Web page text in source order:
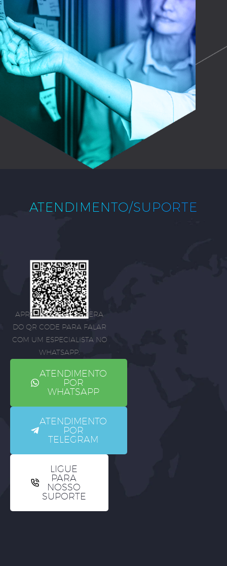
ATENDIMENTO/SUPORTE
APROXIME SUA CÂMERA
DO QR CODE PARA FALAR
COM UM ESPECIALISTA NO
WHATSAPP.
ATENDIMENTO
POR
WHATSAPP
ATENDIMENTO
POR
TELEGRAM
LIGUE
PARA
NOSSO
SUPORTE